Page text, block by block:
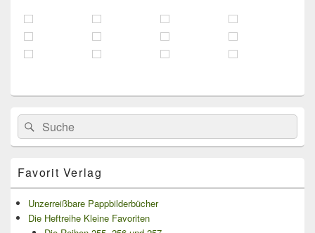
Primärer
Seitenleisten
Widget-
Bereich
Search
for:
Suche
Favorit Verlag
Unzerreißbare Pappbilderbücher
Die Heftreihe Kleine Favoriten